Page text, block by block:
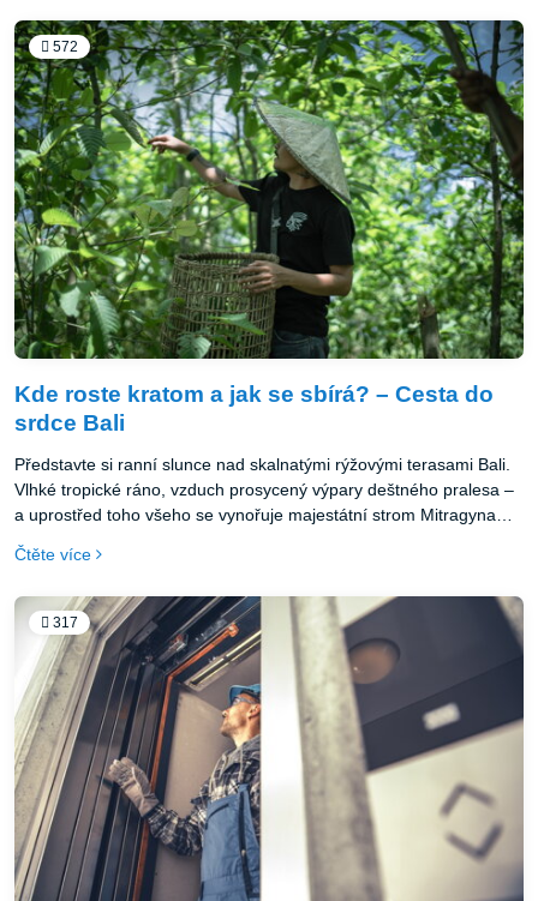
572
Kde roste kratom a jak se sbírá? – Cesta do
srdce Bali
Představte si ranní slunce nad skalnatými rýžovými terasami Bali.
Vlhké tropické ráno, vzduch prosycený výpary deštného pralesa –
a uprostřed toho všeho se vynořuje majestátní strom Mitragyna
speciosa. Právě zde, v divokém srdci Bali, se začíná příběh
kratomu, fascinující rostliny, která se stala kulturním symbolem
červený, bílý i zlatý – přičemž každý z nich se pojí s odlišnými
dojmy. Zejména Green Bali je vyhledávaný sběrateli za svou
univerzálnost – je “vhodný jak pro začátečníky, tak zkušené
sběratele”.
Čtěte více
317